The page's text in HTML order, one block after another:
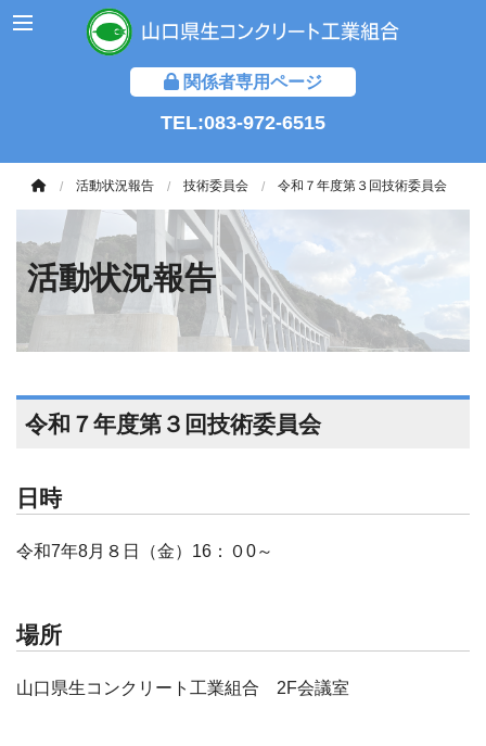
関係者専用ページ
TEL:083-972-6515
活動状況報告 技術委員会 令和７年度第３回技術委員会
活動状況報告
令和７年度第３回技術委員会
日時
令和7年8月８日（金）16：０0～
場所
山口県生コンクリート工業組合 2F会議室